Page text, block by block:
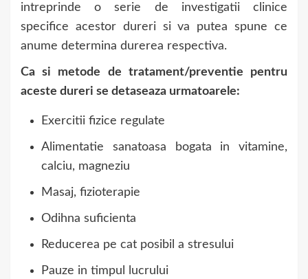
intreprinde o serie de investigatii clinice
specifice acestor dureri si va putea spune ce
anume determina durerea respectiva.
Ca si metode de tratament/preventie pentru
aceste dureri se detaseaza urmatoarele:
Exercitii fizice regulate
Alimentatie sanatoasa bogata in vitamine,
calciu, magneziu
Masaj, fizioterapie
Odihna suficienta
Reducerea pe cat posibil a stresului
Pauze in timpul lucrului